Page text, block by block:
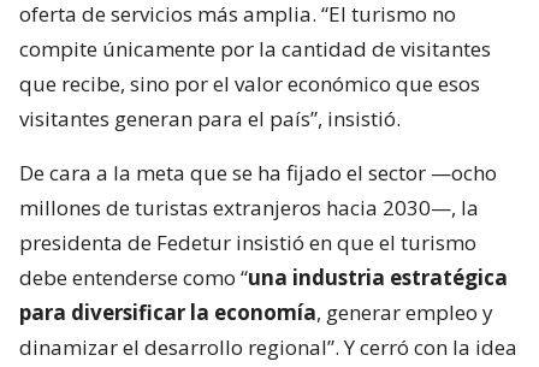
oferta de servicios más amplia. “El turismo no
compite únicamente por la cantidad de visitantes
que recibe, sino por el valor económico que esos
visitantes generan para el país”, insistió.
De cara a la meta que se ha fijado el sector —ocho
millones de turistas extranjeros hacia 2030—, la
presidenta de Fedetur insistió en que el turismo
debe entenderse como “una industria estratégica
para diversificar la economía, generar empleo y
dinamizar el desarrollo regional”. Y cerró con la idea